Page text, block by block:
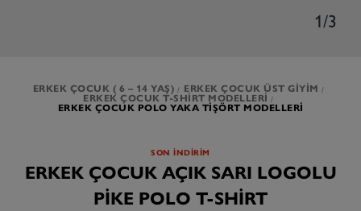
1/3
ERKEK ÇOCUK ( 6 – 14 YAŞ) ERKEK ÇOCUK ÜST GIYIM
ERKEK ÇOCUK T-SHIRT MODELLERI
ERKEK ÇOCUK POLO YAKA TIŞÖRT MODELLERI
SON İNDİRİM
ERKEK ÇOCUK AÇIK SARI LOGOLU
PIKE POLO T-SHIRT